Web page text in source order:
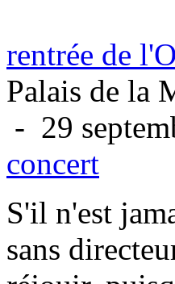
rentrée de
Palais de la
- 29
concert
S'il n'est
sans